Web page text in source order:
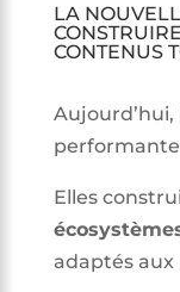
LA
CONTENUS
Elles
adaptés aux